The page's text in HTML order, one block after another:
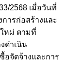
2568 เมื่อวันที่
ารก่อสร้างและ
หม่ ตามที่
ดำเนิน
อจัดจ้างและการ